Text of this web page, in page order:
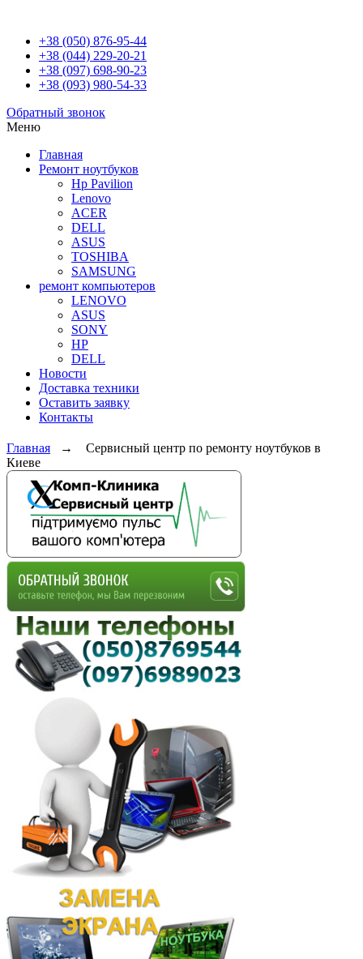
+38 (050) 876-95-44
+38 (044) 229-20-21
+38 (097) 698-90-23
+38 (093) 980-54-33
Обратный звонок
Меню
Главная
Ремонт ноутбуков
Hp Pavilion
Lenovo
ACER
DELL
ASUS
TOSHIBA
SAMSUNG
ремонт компьютеров
LENOVO
ASUS
SONY
HP
DELL
Новости
Доставка техники
Оставить заявку
Контакты
Главная → Сервисный центр по ремонту ноутбуков в
Киеве